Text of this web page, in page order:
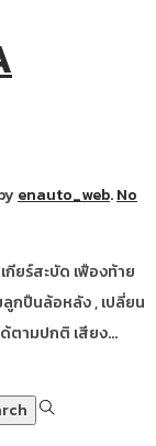
enauto_web.No
กียร์สะบัด เฟืองท้าย
กปืนล้อหลัง , เปลี่ยน
ตามปกติ เสียง…